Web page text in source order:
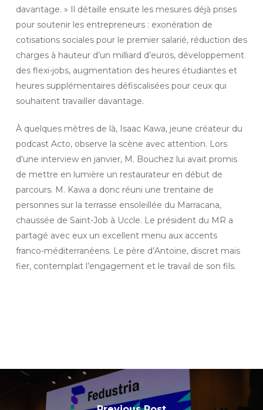
davantage. » Il détaille ensuite les mesures déjà prises
pour soutenir les entrepreneurs : exonération de
cotisations sociales pour le premier salarié, réduction des
charges à hauteur d’un milliard d’euros, développement
des flexi-jobs, augmentation des heures étudiantes et
heures supplémentaires défiscalisées pour ceux qui
souhaitent travailler davantage.
À quelques mètres de là, Isaac Kawa, jeune créateur du
podcast Acto, observe la scène avec attention. Lors
d’une interview en janvier, M. Bouchez lui avait promis
de mettre en lumière un restaurateur en début de
parcours. M. Kawa a donc réuni une trentaine de
personnes sur la terrasse ensoleillée du Marracana,
chaussée de Saint-Job à Uccle. Le président du MR a
partagé avec eux un excellent menu aux accents
franco-méditerranéens. Le père d’Antoine, discret mais
fier, contemplait l’engagement et le travail de son fils.